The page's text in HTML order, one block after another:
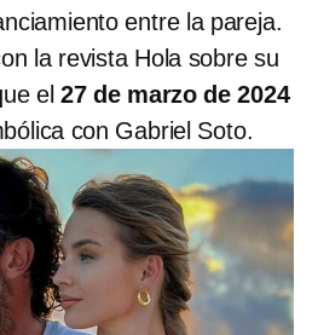
entre la pareja.
la revista Hola sobre su
el 27 de marzo de 2024
con Gabriel Soto.